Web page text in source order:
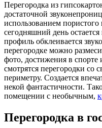
Перегородка из
достаточной
использованием
сегодняшний день
профиль обклеивается
перегородке можно
фото, достижения в
смотрятся перегородки со
периметру. Создается
некой фантастичности.
помещении с необычным,
Перегородка в